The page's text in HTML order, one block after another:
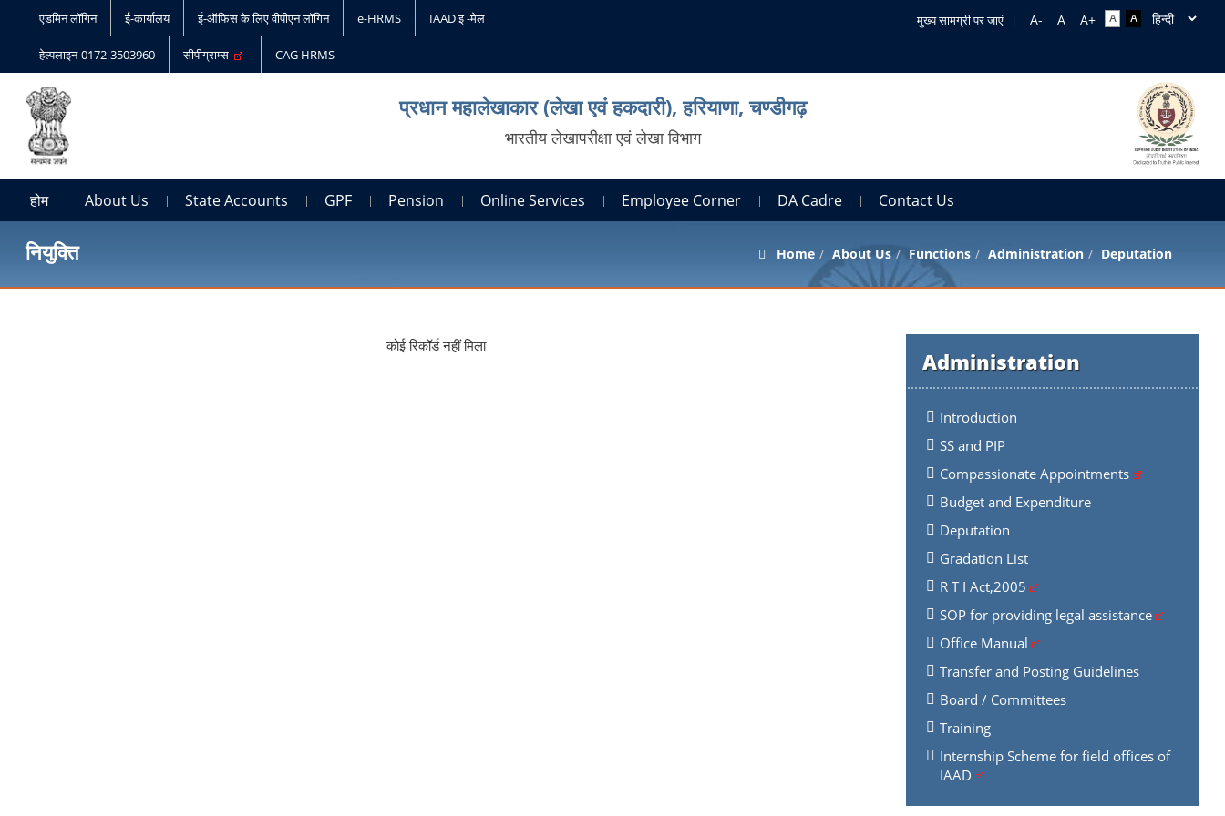
एडमिन लॉगिन ई-कार्यालय ई-ऑफिस के लिए वीपीएन लॉगिन e-HRMS IAAD इ -मेल
हेल्पलाइन-0172-3503960 सीपीग्राम्स CAG HRMS
मुख्य सामग्री पर जाएं |
प्रधान महालेखाकार (लेखा एवं हकदारी), हरियाणा, चण्‍डीगढ़
भारतीय लेखापरीक्षा एवं लेखा विभाग
होम About Us State Accounts GPF Pension Online Services Employee Corner DA Cadre Contact Us
नियुक्ति Home About Us Functions Administration Deputation
Administration
Introduction
SS and PIP
Compassionate Appointments
Budget and Expenditure
Deputation
Gradation List
R T I Act,2005
SOP for providing legal assistance
Office Manual
Transfer and Posting Guidelines
Board / Committees
Training
Internship Scheme for field offices of
IAAD
कोई रिकॉर्ड नहीं मिला